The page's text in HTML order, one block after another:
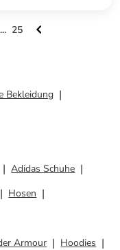
... 25
Bekleidung
Adidas Schuhe
Hosen
Armour
Hoodies